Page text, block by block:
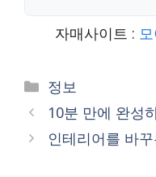
자매사이트 :
Categories
정보
10분 만에 완성
인테리어를 바